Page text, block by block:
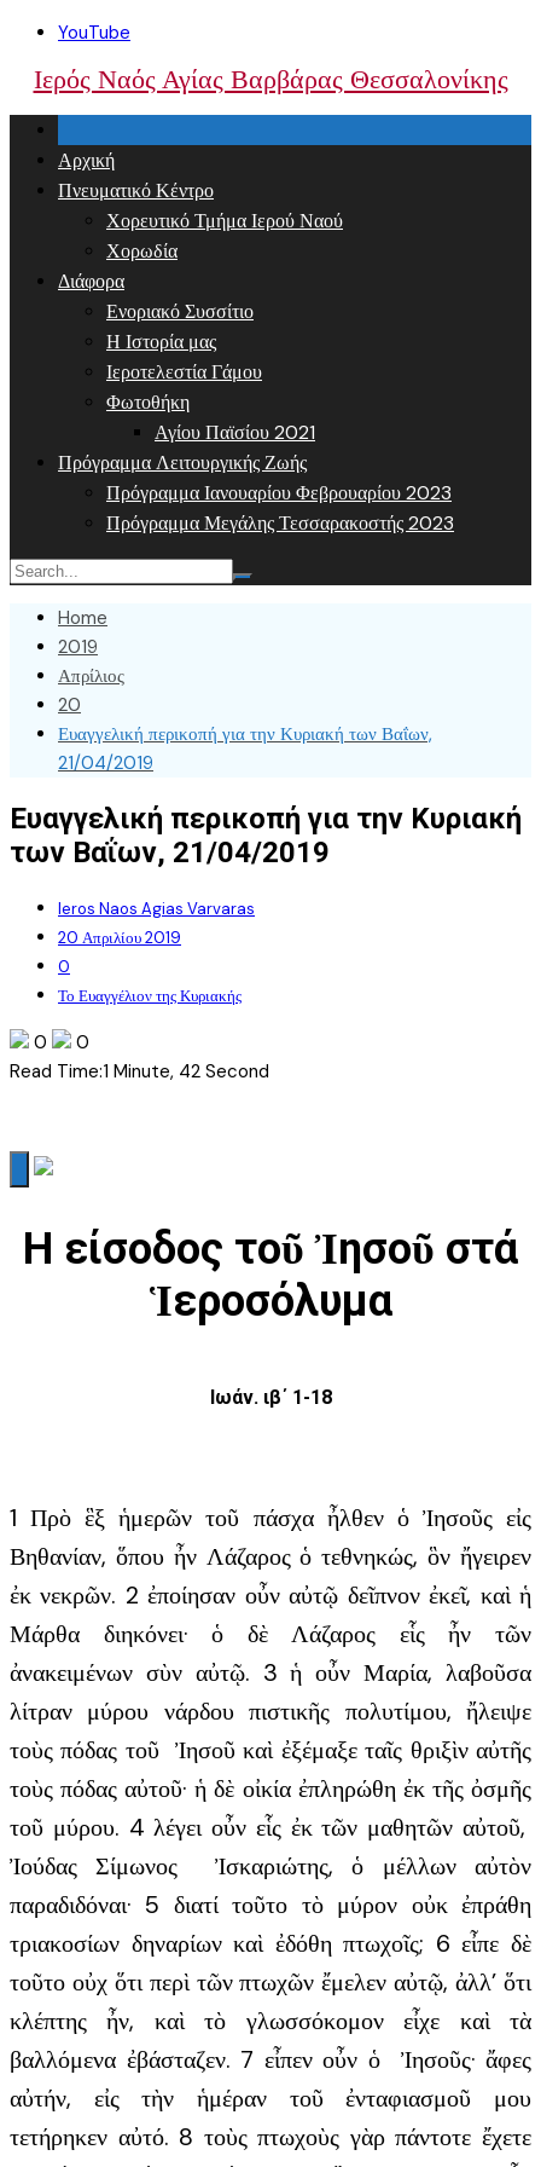
Skip
content
YouTube
Ιερός Ναός Αγίας Βαρβάρας Θεσσαλονίκης
Αρχική
Πνευματικό Κέντρο
Χορευτικό Τμήμα Ιερού Ναού
Χορωδία
Διάφορα
Ενοριακό Συσσίτιο
Η Ιστορία μας
Ιεροτελεστία Γάμου
Φωτοθήκη
Αγίου Παϊσίου 2021
Πρόγραμμα Λειτουργικής Ζωής
Πρόγραμμα Ιανουαρίου Φεβρουαρίου 2023
Πρόγραμμα Μεγάλης Τεσσαρακοστής 2023
Home
2019
Απρίλιος
20
Ευαγγελική περικοπή για την Κυριακή των Βαΐων,
21/04/2019
Ευαγγελική περικοπή για την Κυριακή
των Βαΐων, 21/04/2019
Ieros Naos Agias Varvaras
20 Απριλίου 2019
0
Το Ευαγγέλιον της Κυριακής
0
0
Read Time:1 Minute, 42 Second
Η είσοδος τοῦ Ἰησοῦ στά
Ἱεροσόλυμα
Ιωάν. ιβ΄ 1-18
1 Πρὸ ἓξ ἡμερῶν τοῦ πάσχα ἦλθεν ὁ Ἰησοῦς εἰς
Βηθανίαν, ὅπου ἦν Λάζαρος ὁ τεθνηκώς, ὃν ἤγειρεν
ἐκ νεκρῶν. 2 ἐποίησαν οὖν αὐτῷ δεῖπνον ἐκεῖ, καὶ ἡ
Μάρθα διηκόνει· ὁ δὲ Λάζαρος εἷς ἦν τῶν
ἀνακειμένων σὺν αὐτῷ. 3 ἡ οὖν Μαρία, λαβοῦσα
λίτραν μύρου νάρδου πιστικῆς πολυτίμου, ἤλειψε
τοὺς πόδας τοῦ Ἰησοῦ καὶ ἐξέμαξε ταῖς θριξὶν αὐτῆς
τοὺς πόδας αὐτοῦ· ἡ δὲ οἰκία ἐπληρώθη ἐκ τῆς ὀσμῆς
τοῦ μύρου. 4 λέγει οὖν εἷς ἐκ τῶν μαθητῶν αὐτοῦ,
Ἰούδας Σίμωνος Ἰσκαριώτης, ὁ μέλλων αὐτὸν
παραδιδόναι· 5 διατί τοῦτο τὸ μύρον οὐκ ἐπράθη
τριακοσίων δηναρίων καὶ ἐδόθη πτωχοῖς; 6 εἶπε δὲ
τοῦτο οὐχ ὅτι περὶ τῶν πτωχῶν ἔμελεν αὐτῷ, ἀλλ’ ὅτι
κλέπτης ἦν, καὶ τὸ γλωσσόκομον εἶχε καὶ τὰ
βαλλόμενα ἐβάσταζεν. 7 εἶπεν οὖν ὁ Ἰησοῦς· ἄφες
αὐτήν, εἰς τὴν ἡμέραν τοῦ ἐνταφιασμοῦ μου
τετήρηκεν αὐτό. 8 τοὺς πτωχοὺς γὰρ πάντοτε ἔχετε